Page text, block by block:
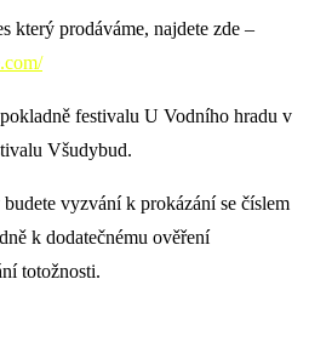
který prodáváme, najdete zde –
festivalu U Vodního hradu v
Všudybud.
vyzvání k prokázání se číslem
k dodatečnému ověření
totožnosti.